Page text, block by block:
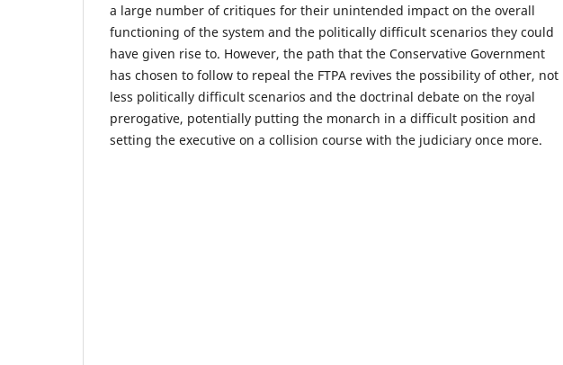
a large number of critiques for their unintended impact on the overall
functioning of the system and the politically difficult scenarios they could
have given rise to. However, the path that the Conservative Government
has chosen to follow to repeal the FTPA revives the possibility of other, not
less politically difficult scenarios and the doctrinal debate on the royal
prerogative, potentially putting the monarch in a difficult position and
setting the executive on a collision course with the judiciary once more.